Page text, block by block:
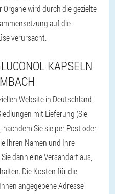
wird durch die gezielte
auf die
verursacht.
KAPSELN
Website in Deutschland
mit Lieferung (Sie
Sie sie per Post oder
Ihren Namen und Ihre
dann eine Versandart aus,
Die Kosten für die
angegebene Adresse